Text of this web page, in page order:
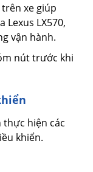
xe giúp
LX570,
vận hành.
nút trước khi
hiện các
khiển.